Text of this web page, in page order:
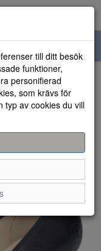
till ditt besök
funktioner,
personifierad
som krävs för
typ av cookies du vill